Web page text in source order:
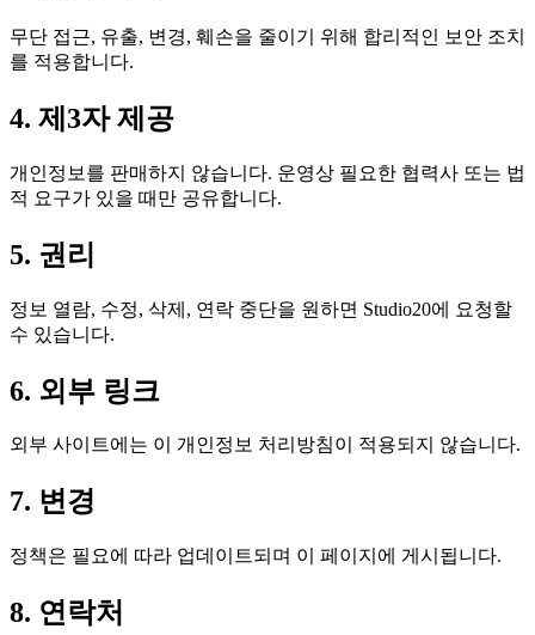
무단 접근, 유출, 변경, 훼손을 줄이기 위해 합리적인 보안 조치
를 적용합니다.
4. 제3자 제공
개인정보를 판매하지 않습니다. 운영상 필요한 협력사 또는 법
적 요구가 있을 때만 공유합니다.
5. 권리
정보 열람, 수정, 삭제, 연락 중단을 원하면 Studio20에 요청할
수 있습니다.
6. 외부 링크
외부 사이트에는 이 개인정보 처리방침이 적용되지 않습니다.
7. 변경
정책은 필요에 따라 업데이트되며 이 페이지에 게시됩니다.
8. 연락처